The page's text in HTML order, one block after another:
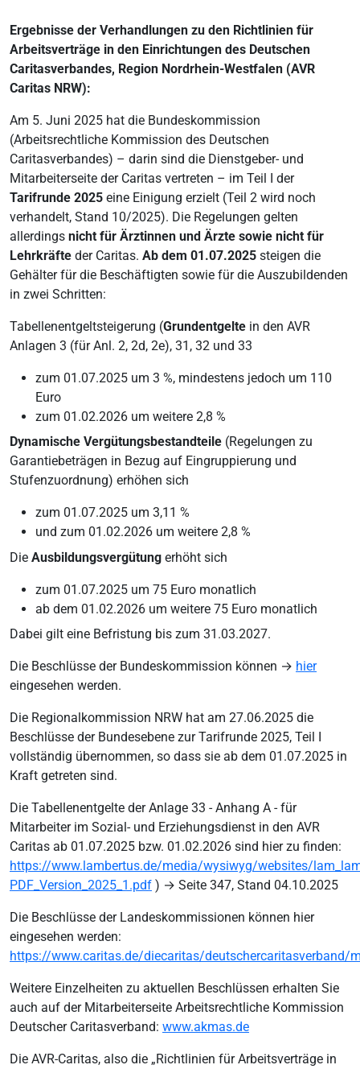
Ergebnisse der Verhandlungen zu den Richtlinien für
Arbeitsverträge in den Einrichtungen des Deutschen
Caritasverbandes, Region Nordrhein-Westfalen (AVR
Caritas NRW):
Am 5. Juni 2025 hat die Bundeskommission
(Arbeitsrechtliche Kommission des Deutschen
Caritasverbandes) – darin sind die Dienstgeber- und
Mitarbeiterseite der Caritas vertreten – im Teil I der
Tarifrunde 2025 eine Einigung erzielt (Teil 2 wird noch
verhandelt, Stand 10/2025). Die Regelungen gelten
allerdings nicht für Ärztinnen und Ärzte sowie nicht für
Lehrkräfte der Caritas. Ab dem 01.07.2025 steigen die
Gehälter für die Beschäftigten sowie für die Auszubildenden
in zwei Schritten:
Tabellenentgeltsteigerung (Grundentgelte in den AVR
Anlagen 3 (für Anl. 2, 2d, 2e), 31, 32 und 33
zum 01.07.2025 um 3 %, mindestens jedoch um 110
Euro
zum 01.02.2026 um weitere 2,8 %
Dynamische Vergütungsbestandteile (Regelungen zu
Garantiebeträgen in Bezug auf Eingruppierung und
Stufenzuordnung) erhöhen sich
zum 01.07.2025 um 3,11 %
und zum 01.02.2026 um weitere 2,8 %
Die Ausbildungsvergütung erhöht sich
zum 01.07.2025 um 75 Euro monatlich
ab dem 01.02.2026 um weitere 75 Euro monatlich
Dabei gilt eine Befristung bis zum 31.03.2027.
Die Beschlüsse der Bundeskommission können → hier
eingesehen werden.
Die Regionalkommission NRW hat am 27.06.2025 die
Beschlüsse der Bundesebene zur Tarifrunde 2025, Teil I
vollständig übernommen, so dass sie ab dem 01.07.2025 in
Kraft getreten sind.
Die Tabellenentgelte der Anlage 33 - Anhang A - für
Mitarbeiter im Sozial- und Erziehungsdienst in den AVR
Caritas ab 01.07.2025 bzw. 01.02.2026 sind hier zu finden:
https://www.lambertus.de/media/wysiwyg/websites/
PDF_Version_2025_1.pdf ) → Seite 347, Stand 04.10.2025
Die Beschlüsse der Landeskommissionen können hier
eingesehen werden:
https://www.caritas.de/diecaritas/deutschercaritasverband/
Weitere Einzelheiten zu aktuellen Beschlüssen erhalten Sie
auch auf der Mitarbeiterseite Arbeitsrechtliche Kommission
Deutscher Caritasverband: www.akmas.de
Die AVR-Caritas, also die „Richtlinien für Arbeitsverträge in